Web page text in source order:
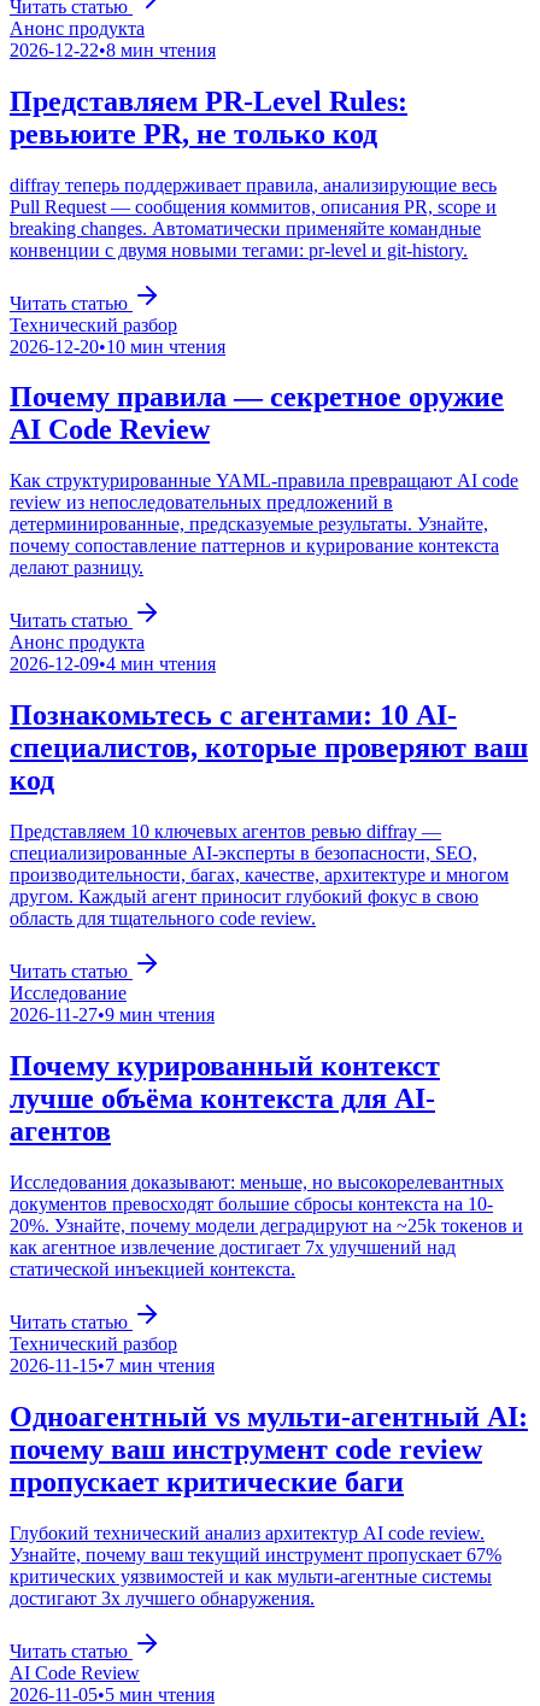
Читать статью
Анонс продукта
2026-12-22•8 мин чтения
Представляем PR-Level Rules:
ревьюите PR, не только код
diffray теперь поддерживает правила, анализирующие весь
Pull Request — сообщения коммитов, описания PR, scope и
breaking changes. Автоматически применяйте командные
конвенции с двумя новыми тегами: pr-level и git-history.
Читать статью
Технический разбор
2026-12-20•10 мин чтения
Почему правила — секретное оружие
AI Code Review
Как структурированные YAML-правила превращают AI code
review из непоследовательных предложений в
детерминированные, предсказуемые результаты. Узнайте,
почему сопоставление паттернов и курирование контекста
делают разницу.
Читать статью
Анонс продукта
2026-12-09•4 мин чтения
Познакомьтесь с агентами: 10 AI-
специалистов, которые проверяют ваш
код
Представляем 10 ключевых агентов ревью diffray —
специализированные AI-эксперты в безопасности, SEO,
производительности, багах, качестве, архитектуре и многом
другом. Каждый агент приносит глубокий фокус в свою
область для тщательного code review.
Читать статью
Исследование
2026-11-27•9 мин чтения
Почему курированный контекст
лучше объёма контекста для AI-
агентов
Исследования доказывают: меньше, но высокорелевантных
документов превосходят большие сбросы контекста на 10-
20%. Узнайте, почему модели деградируют на ~25k токенов и
как агентное извлечение достигает 7x улучшений над
статической инъекцией контекста.
Читать статью
Технический разбор
2026-11-15•7 мин чтения
Одноагентный vs мульти-агентный AI:
почему ваш инструмент code review
пропускает критические баги
Глубокий технический анализ архитектур AI code review.
Узнайте, почему ваш текущий инструмент пропускает 67%
критических уязвимостей и как мульти-агентные системы
достигают 3x лучшего обнаружения.
Читать статью
AI Code Review
2026-11-05•5 мин чтения